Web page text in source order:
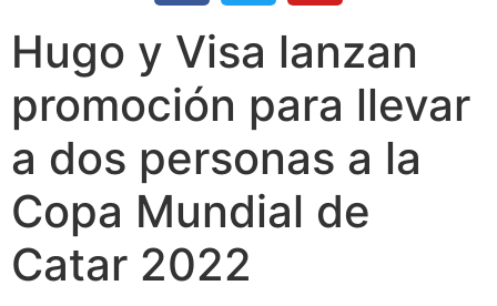
Hugo y Visa lanzan
promoción para llevar
a dos personas a la
Copa Mundial de
Catar 2022